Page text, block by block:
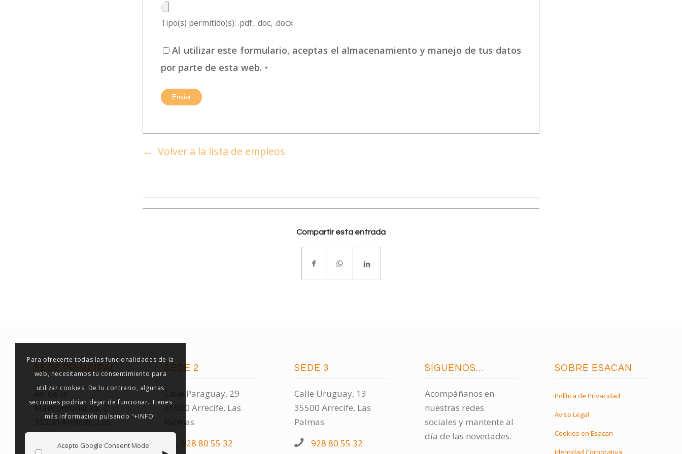
Tipo(s) permitido(s): .pdf, .doc, .docx
Al utilizar este formulario, aceptas el almacenamiento y manejo de tus datos
por parte de esta web. *
Volver a la lista de empleos
Compartir esta entrada
SEDE PRINCIPAL
Av. de la
Mancomunidad, 2
35500 Arrecife, Las
Palmas
SEDE 2
Calle Paraguay, 29
35500 Arrecife, Las
Palmas
928 80 55 32
SEDE 3
Calle Uruguay, 13
35500 Arrecife, Las
Palmas
928 80 55 32
SÍGUENOS…
Acompáñanos en
nuestras redes
sociales y mantente al
día de las novedades.
SOBRE ESACAN
Política de Privacidad
Aviso Legal
Cookies en Esacan
Identidad Corporativa
Para ofrecerte todas las funcionalidades de la
web, necesitamos tu consentimiento para
utilizar cookies. De lo contrario, algunas
secciones podrían dejar de funcionar. Tienes
más información pulsando "+INFO"
Acepto Google Consent Mode